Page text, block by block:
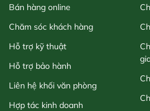
Bán hàng online
Chăm sóc khách hàng
Hỗ trợ kỹ thuật
Hỗ trợ bảo hành
Liên hệ khối văn phòng
Hợp tác kinh doanh